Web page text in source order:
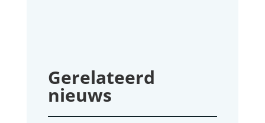
Gerelateerd
nieuws